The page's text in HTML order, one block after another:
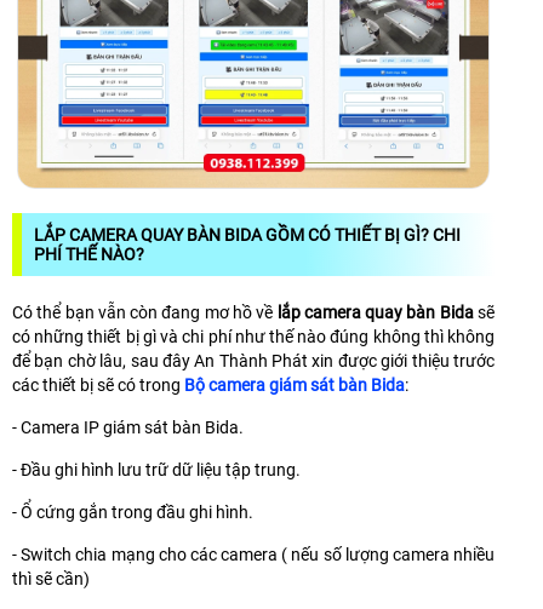
LẮP CAMERA QUAY BÀN BIDA GỒM CÓ THIẾT BỊ GÌ? CHI
PHÍ THẾ NÀO?
Có thể bạn vẫn còn đang mơ hồ về lắp camera quay bàn Bidasẽ
có những thiết bị gì và chi phí như thế nào đúng không thì không
để bạn chờ lâu, sau đây An Thành Phát xin được giới thiệu trước
các thiết bị sẽ có trong Bộ camera giám sát bàn Bida:
- Camera IP giám sát bàn Bida.
- Đầu ghi hình lưu trữ dữ liệu tập trung.
- Ổ cứng gắn trong đầu ghi hình.
- Switch chia mạng cho các camera ( nếu số lượng camera nhiều
thì sẽ cần)